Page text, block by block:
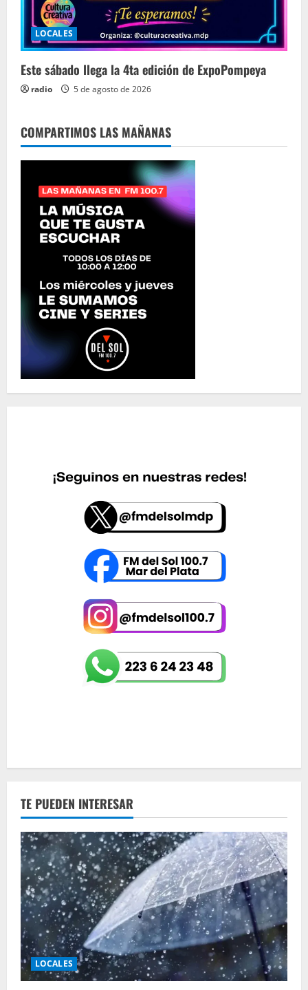
LOCALES
Este sábado llega la 4ta edición de ExpoPompeya
radio 5 de agosto de 2026
COMPARTIMOS LAS MAÑANAS
TE PUEDEN INTERESAR
LOCALES